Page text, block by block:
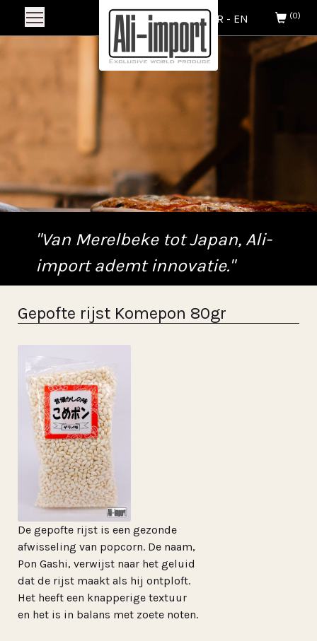
(0)
NL- FR - EN
"Van Merelbeke tot Japan, Ali-
import ademt innovatie."
Gepofte rijst Komepon 80gr
De gepofte rijst is een gezonde
afwisseling van popcorn. De naam,
Pon Gashi, verwijst naar het geluid
dat de rijst maakt als hij ontploft.
Het heeft een knapperige textuur
en het is in balans met zoete noten.